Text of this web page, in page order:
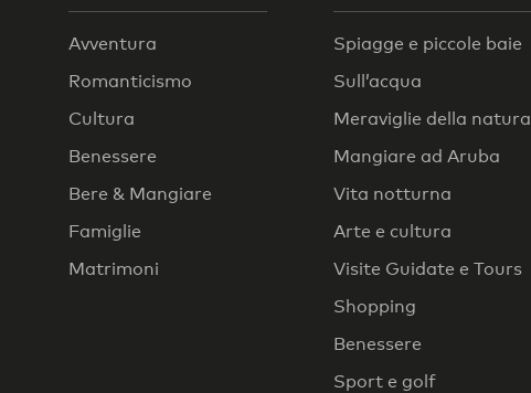
Avventura
Romanticismo
Cultura
Benessere
Bere & Mangiare
Famiglie
Matrimoni
Spiagge e piccole baie
Sull’acqua
Meraviglie della natura
Mangiare ad Aruba
Vita notturna
Arte e cultura
Visite Guidate e Tours
Shopping
Benessere
Sport e golf